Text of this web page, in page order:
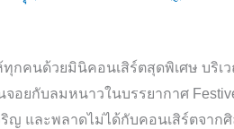
กคนด้วยมินิคอนเสิร์ตสุดพิเศษ บริเ
จอยกับลมหนาวในบรรยากาศ
ริญ และพลาดไม่ได้กับคอนเสิร์ตจา